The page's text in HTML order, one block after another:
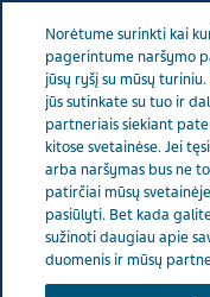
Lithuania Rūpinamės
Jeff‘as Breece‘as
Norėtume surinkti kai
pagerintume naršymo
jūsų ryšį su mūsų
jūs sutinkate su tuo ir
partneriais siekiant
kitose svetainėse. Jei
arba naršymas bus ne
patirčiai mūsų
pasiūlyti. Bet kada
sužinoti daugiau apie
duomenis ir mūsų